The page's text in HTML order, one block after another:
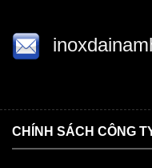
CHÍNH SÁCH CÔNG